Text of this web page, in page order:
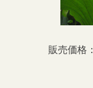
販売価格：